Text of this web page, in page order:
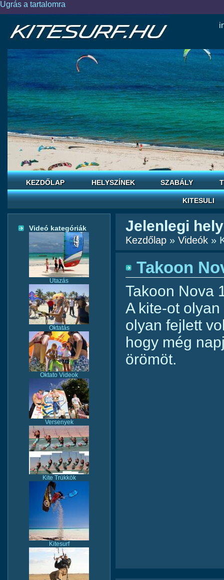
Ugrás a tartalomra
KEZDŐLAP HELYSZÍNEK SZABÁLY
KITESULI
Videó kategóriák
Utazás
Oktatás
Oktato Videok
Versenyek
Kite Trükkök
Kitesurf
Jelenlegi hely
Kezdőlap » Videók »
Takoon
Takoon Nova
A kite-ot
olyan fejlett
hogy még
örömöt.